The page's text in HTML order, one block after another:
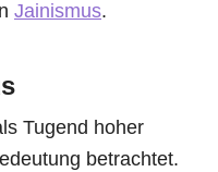
Jainismus.
Tugend hoher
betrachtet.